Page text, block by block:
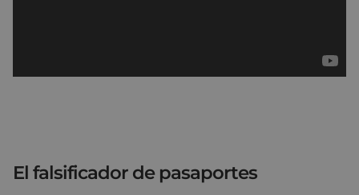
El falsificador de pasaportes